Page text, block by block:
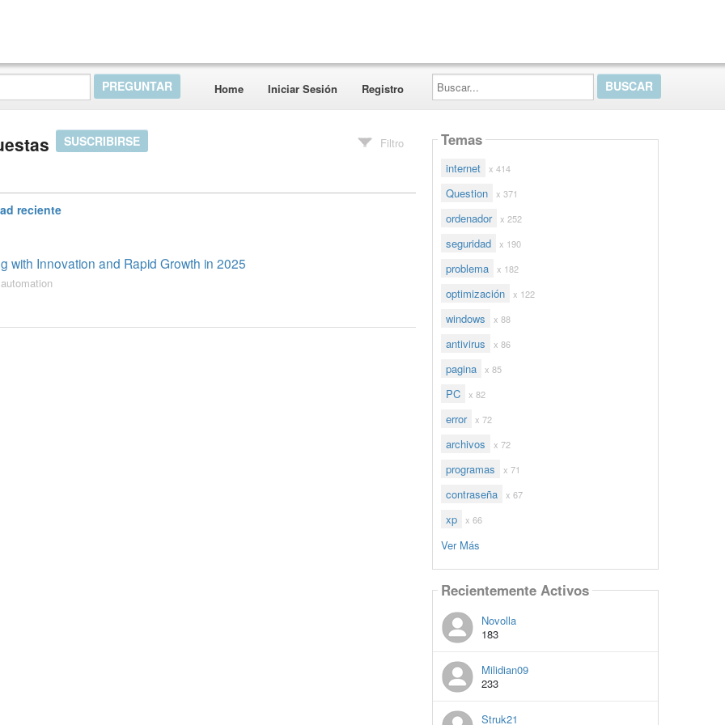
Home Iniciar Sesión Registro
Buscar...
SUSCRIBIRSE Filtro
reciente
with Innovation and Rapid Growth in 2025
Temas
internet x 414
Question x 371
ordenador x 252
seguridad x 190
problema x 182
optimización x 122
windows x 88
antivirus x 86
pagina x 85
PC x 82
error x 72
archivos x 72
programas x 71
contraseña x 67
xp x 66
Ver Más
Recientemente Activos
Novolla
183
Milidian09
233
Struk21